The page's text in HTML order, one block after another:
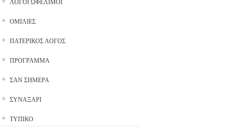
ΛΌΓΟΙ ΩΦΈΛΙΜΟΙ
ΟΜΙΛΊΕΣ
ΠΑΤΕΡΙΚΌΣ ΛΌΓΟΣ
ΠΡΌΓΡΑΜΜΑ
ΣΑΝ ΣΉΜΕΡΑ
ΣΥΝΑΞΆΡΙ
ΤΥΠΙΚΌ